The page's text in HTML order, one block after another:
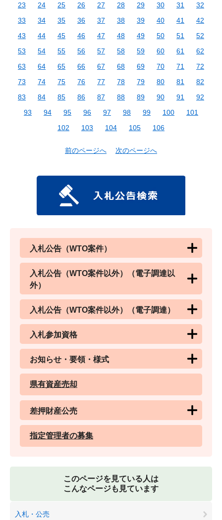
23
24 25 26 27 28 29 30 31
32
33
34 35 36 37 38 39 40 41
42
43
44 45 46 47 48 49 50 51
52
53
54 55 56 57 58 59 60 61
62
63
64 65 66 67 68 69 70 71
72
73
74 75 76 77 78 79 80 81
82
83
84 85 86 87 88 89 90 91
92
93
94 95 96 97 98 99 100
101
102
103 104 105 106
前のページへ 次のページへ
入札公告（WTO案件）
入札公告（WTO案件以外）（電子調達以
外）
入札公告（WTO案件以外）（電子調達）
入札参加資格
お知らせ・要領・様式
県有資産売却
差押財産公売
指定管理者の募集
このページを見ている人は
こんなページも見ています
入札・公売